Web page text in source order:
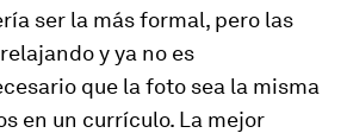
ser la más formal, pero las
y ya no es
que la foto sea la misma
en un currículo. La mejor